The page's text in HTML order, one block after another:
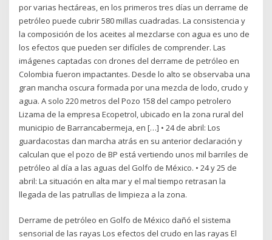
por varias hectáreas, en los primeros tres días un derrame de
petróleo puede cubrir 580 millas cuadradas. La consistencia y
la composición de los aceites al mezclarse con agua es uno de
los efectos que pueden ser difíciles de comprender. Las
imágenes captadas con drones del derrame de petróleo en
Colombia fueron impactantes. Desde lo alto se observaba una
gran mancha oscura formada por una mezcla de lodo, crudo y
agua. A solo 220 metros del Pozo 158 del campo petrolero
Lizama de la empresa Ecopetrol, ubicado en la zona rural del
municipio de Barrancabermeja, en […] • 24 de abril: Los
guardacostas dan marcha atrás en su anterior declaración y
calculan que el pozo de BP está vertiendo unos mil barriles de
petróleo al día a las aguas del Golfo de México. • 24 y 25 de
abril: La situación en alta mar y el mal tiempo retrasan la
llegada de las patrullas de limpieza a la zona.
Derrame de petróleo en Golfo de México dañó el sistema
sensorial de las rayas Los efectos del crudo en las rayas El